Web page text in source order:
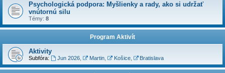
Psychologická podpora: Myšlienky a rady, ako si udržať
vnútornú silu
Témy: 8
Program Aktivít
Aktivity
Subfóra: Jun 2026, Martin, Košice, Bratislava